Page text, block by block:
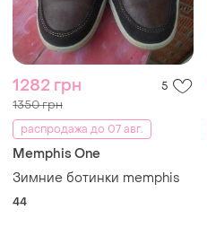
1282 грн 5
1350 грн
распродажа до 07 авг.
Memphis One
Зимние ботинки memphis
44